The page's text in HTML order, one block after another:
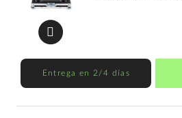
Entrega en 2/4 días